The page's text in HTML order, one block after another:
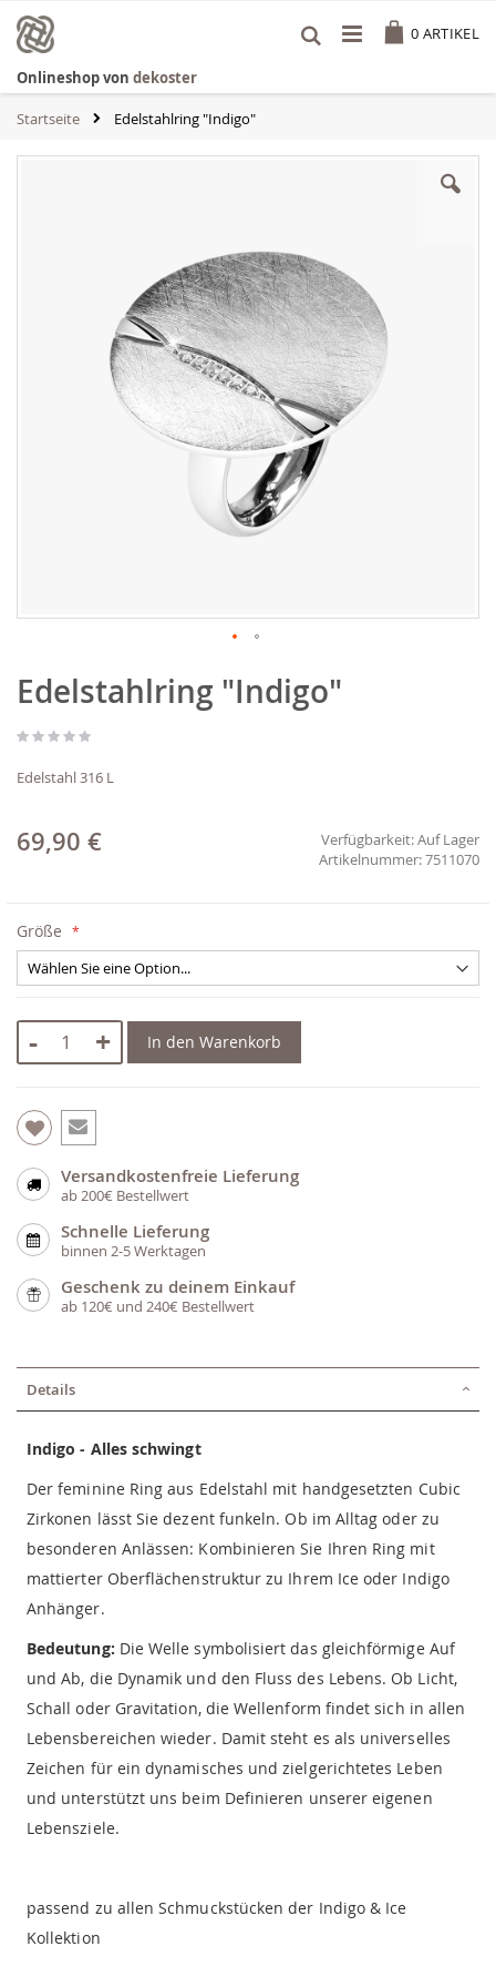
Inhalt
springen
0 ARTIKEL
Onlineshop von dekoster
Startseite Edelstahlring "Indigo"
Anfang
der
springen
Edelstahlring "Indigo"
Edelstahl 316 L
69,90 € Verfügbarkeit:Auf Lager
7511070
Größe
- + In den Warenkorb
Versandkostenfreie Lieferung
ab 200€ Bestellwert
Schnelle Lieferung
binnen 2-5 Werktagen
Geschenk zu deinem Einkauf
ab 120€ und 240€ Bestellwert
Details
Indigo - Alles schwingt
Der feminine Ring aus Edelstahl mit handgesetzten Cubic
Zirkonen lässt Sie dezent funkeln. Ob im Alltag oder zu
besonderen Anlässen: Kombinieren Sie Ihren Ring mit
mattierter Oberflächenstruktur zu Ihrem Ice oder Indigo
Anhänger.
Bedeutung: Die Welle symbolisiert das gleichförmige Auf
und Ab, die Dynamik und den Fluss des Lebens. Ob Licht,
Schall oder Gravitation, die Wellenform findet sich in allen
Lebensbereichen wieder. Damit steht es als universelles
Zeichen für ein dynamisches und zielgerichtetes Leben
und unterstützt uns beim Definieren unserer eigenen
Lebensziele.
passend zu allen Schmuckstücken der Indigo & Ice
Kollektion